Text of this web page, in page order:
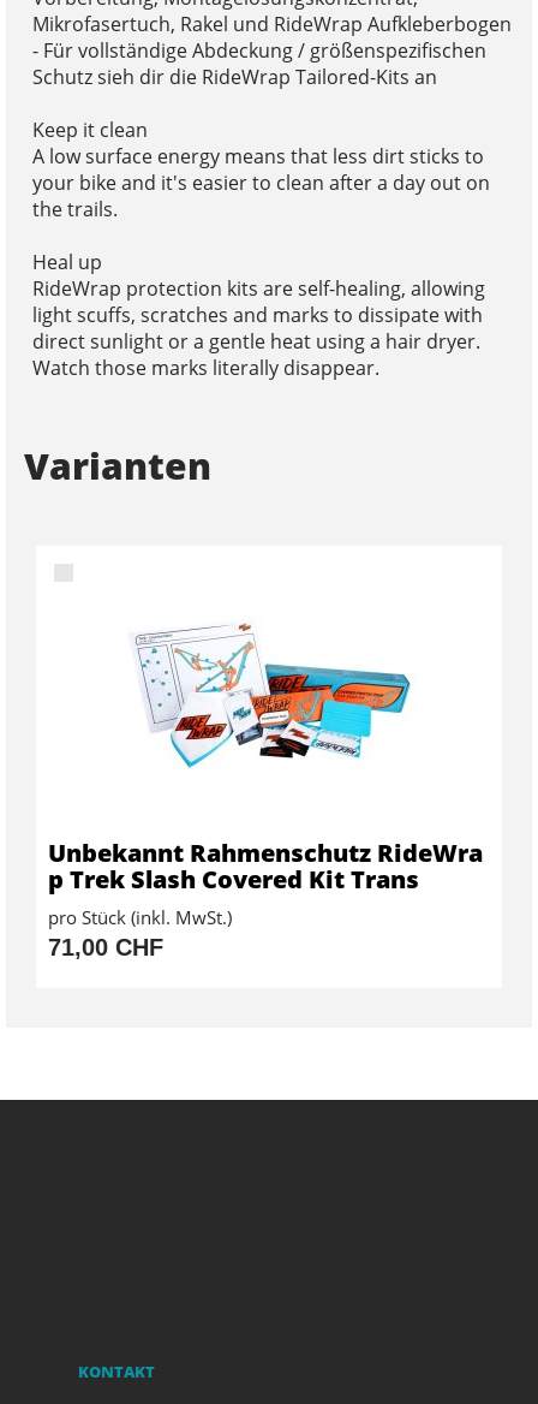
Mikrofasertuch, Rakel und RideWrap Aufkleberbogen
- Für vollständige Abdeckung / größenspezifischen
Schutz sieh dir die RideWrap Tailored-Kits an
Keep it clean
A low surface energy means that less dirt sticks to
your bike and it's easier to clean after a day out on
the trails.
Heal up
RideWrap protection kits are self-healing, allowing
light scuffs, scratches and marks to dissipate with
direct sunlight or a gentle heat using a hair dryer.
Watch those marks literally disappear.
Varianten
Unbekannt Rahmenschutz RideWra
p Trek Slash Covered Kit Trans
pro Stück (inkl. MwSt.)
71,00 CHF
KONTAKT